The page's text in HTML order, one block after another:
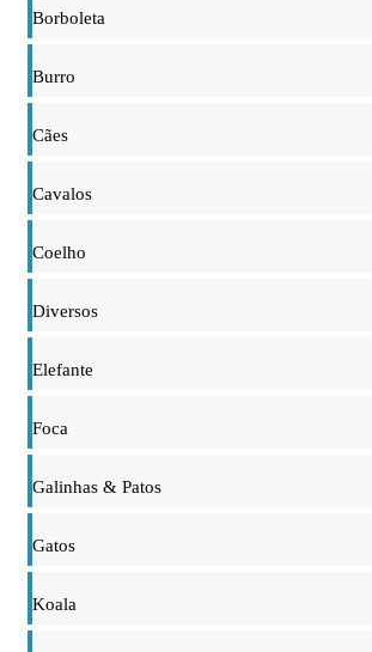
Borboleta
Burro
Cães
Cavalos
Coelho
Diversos
Elefante
Foca
Galinhas & Patos
Gatos
Koala